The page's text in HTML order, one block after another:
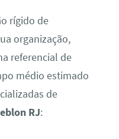
rígido de
organização,
referencial de
médio estimado
de
RJ: